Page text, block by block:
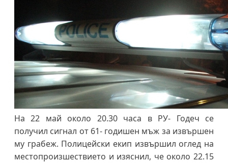
На 22 май около 20.30 часа в РУ- Годеч се
получил сигнал от 61- годишен мъж за извършен
му грабеж. Полицейски екип извършил оглед на
местопроизшествието и изяснил, че около 22.15